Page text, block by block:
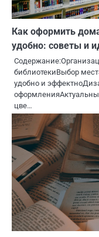
Как оформить
удобно: советы и
библиотекиВыбор
удобно и
цве…